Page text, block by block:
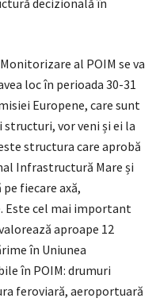
al POIM se va
loc în perioada 30-31
Europene, care sunt
vor veni și ei la
structura care aprobă
Infrastructură Mare și
fiecare axă,
Este cel mai important
aproape 12
în Uniunea
în POIM: drumuri
feroviară, aeroportuară